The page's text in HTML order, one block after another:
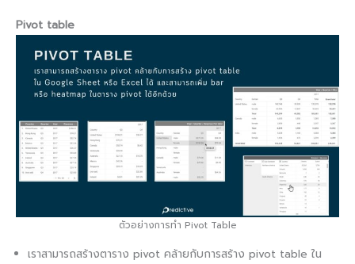
Pivot table
ตัวอย่างการทำ Pivot Table
เราสามารถสร้างตาราง pivot คล้ายกับการสร้าง pivot table ใน